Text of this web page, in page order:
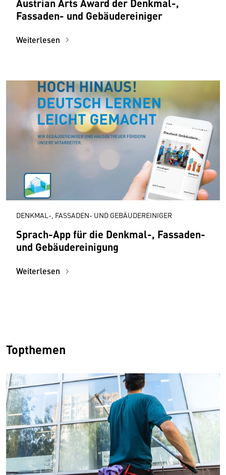
Fassaden- und Gebäudereiniger
Weiterlesen
DENKMAL-, FASSADEN- UND GEBÄUDEREINIGER
Sprach-App für die Denkmal-, Fassaden-
und Gebäudereinigung
Weiterlesen
Topthemen